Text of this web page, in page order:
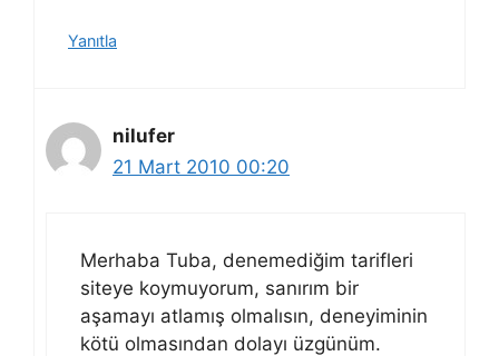
Yanıtla
nilufer
21 Mart 2010 00:20
Merhaba Tuba, denemediğim tarifleri
siteye koymuyorum, sanırım bir
aşamayı atlamış olmalısın, deneyiminin
kötü olmasından dolayı üzgünüm.